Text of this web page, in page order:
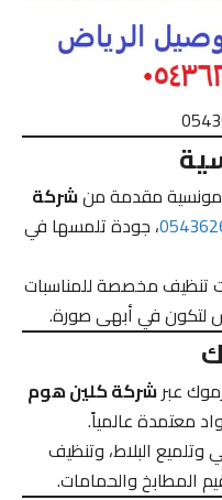
مقدمة منشركة
، جودة تلمسها في
تنظيف مخصصة للمناسبات
في أبهى صورة.
عبرشركة كلين هوم
عالمياً.
البلاط، وتنظيف
المطابخ والحمامات.